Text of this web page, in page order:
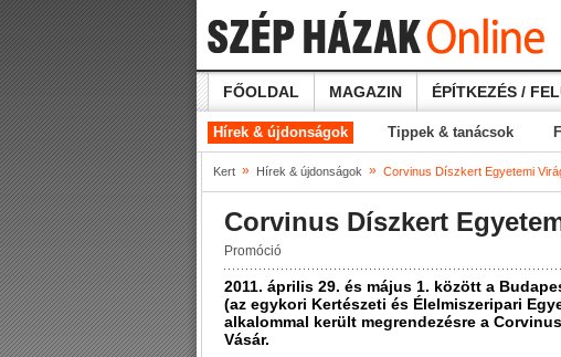
FŐOLDAL MAGAZIN ÉPÍTKEZÉS /
Hírek & újdonságok Tippek & tanácsok
Kert » Hírek & újdonságok » Corvinus Díszkert Egyetemi
Corvinus Díszkert
Promóció
2011. április 29. és május 1. között a
(az egykori Kertészeti és Élelmiszeripari
alkalommal került megrendezésre a
Vásár.